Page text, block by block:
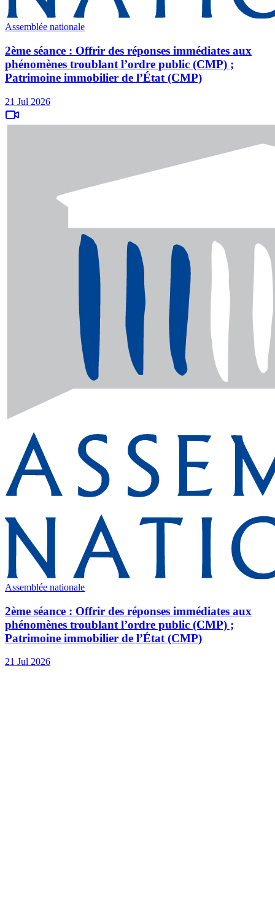
Assemblée nationale
2ème séance : Offrir des réponses immédiates aux
phénomènes troublant l’ordre public (CMP) ;
Patrimoine immobilier de l’État (CMP)
21 Jul 2026
Assemblée nationale
2ème séance : Offrir des réponses immédiates aux
phénomènes troublant l’ordre public (CMP) ;
Patrimoine immobilier de l’État (CMP)
21 Jul 2026